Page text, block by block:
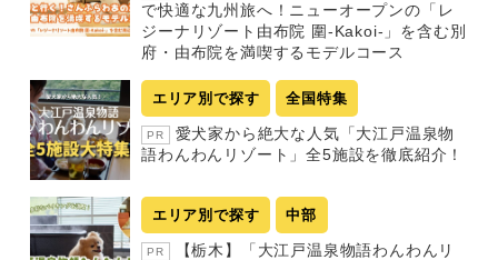
で快適な九州旅へ！ニューオープンの「レ
ジーナリゾート由布院 圍-Kakoi-」を含む別
府・由布院を満喫するモデルコース
エリア別で探す 全国特集
PR
愛犬家から絶大な人気「大江戸温泉物
語わんわんリゾート」全5施設を徹底紹介！
エリア別で探す 中部
PR
【栃木】「大江戸温泉物語わんわんリ